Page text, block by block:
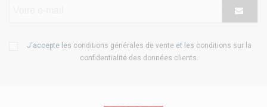
J'accepte les conditions générales de vente et les conditions sur la
confidentialité des données clients